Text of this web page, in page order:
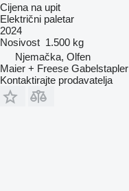
Cijena na upit
Električni paletar
2024
Nosivost 1.500 kg
Njemačka, Olfen
Maier + Freese Gabelstapler
Kontaktirajte prodavatelja